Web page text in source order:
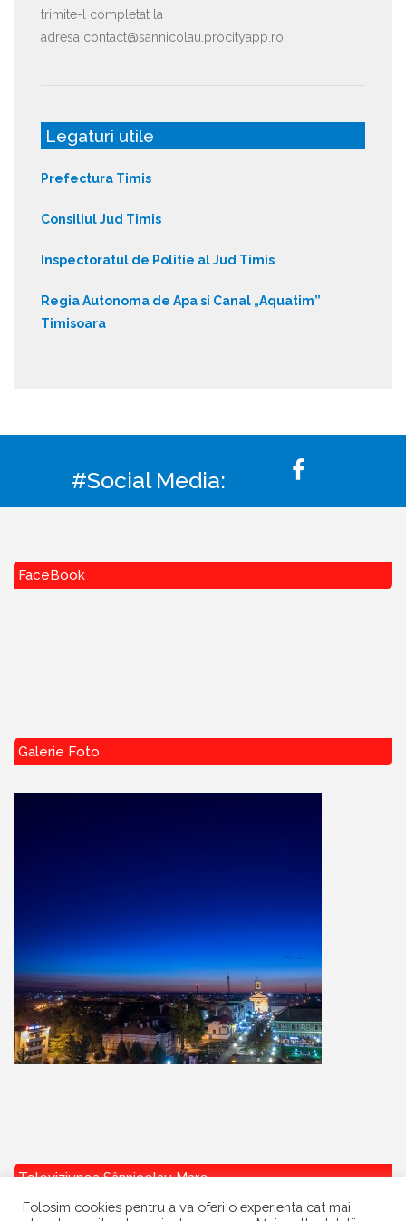
trimite-l completat la
adresa contact@sannicolau.procityapp.ro
Legaturi utile
Prefectura Timis
Consiliul Jud Timis
Inspectoratul de Politie al Jud Timis
Regia Autonoma de Apa si Canal „Aquatim”
Timisoara
#Social Media:
FaceBook
Galerie Foto
Televiziunea Sânnicolau Mare
Folosim cookies pentru a va oferi o experienta cat mai